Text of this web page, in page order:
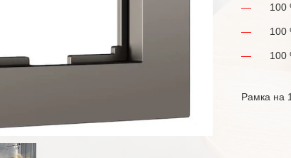
100
100
100
Рамка на